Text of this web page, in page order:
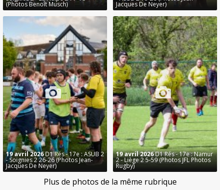
(Photos Benoît Musch) Jacques De Neyer)
19 avril 2026D1 Rés - 17e : ASUB 2
- Soignies 2 26-26 (Photos Jean-
Jacques De Neyer)
19 avril 2026D1 Rés - 17e : Namur
2 - Liège 2 5-59 (Photos JFL Photos
Rugby)
Plus de photos de la même rubrique